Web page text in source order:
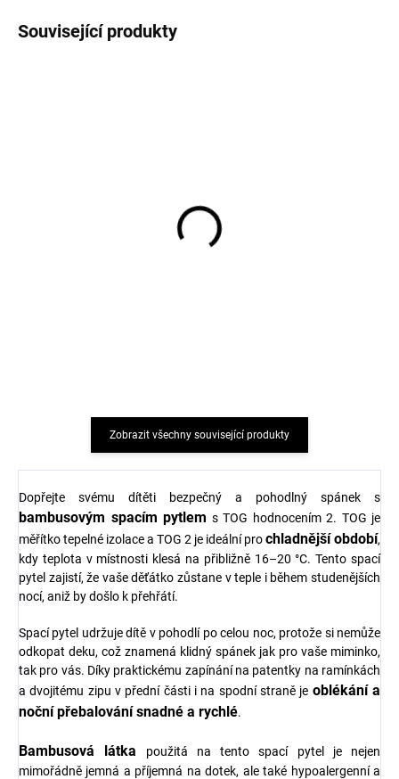
Související produkty
Zobrazit všechny související produkty
Dopřejte svému dítěti bezpečný a pohodlný spánek s
bambusovým spacím pytlem s TOG hodnocením 2. TOG je
měřítko tepelné izolace a TOG 2 je ideální prochladnější období,
kdy teplota v místnosti klesá na přibližně 16–20 °C. Tento spací
pytel zajistí, že vaše děťátko zůstane v teple i během studenějších
nocí, aniž by došlo k přehřátí.
Spací pytel udržuje dítě v pohodlí po celou noc, protože si nemůže
odkopat deku, což znamená klidný spánek jak pro vaše miminko,
tak pro vás. Díky praktickému zapínání na patentky na ramínkách
a dvojitému zipu v přední části i na spodní straně je oblékání a
noční přebalování snadné a rychlé.
Bambusová látka použitá na tento spací pytel je nejen
mimořádně jemná a příjemná na dotek, ale také hypoalergenní a